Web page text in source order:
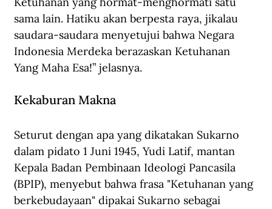
sama lain. Hatiku akan berpesta raya, jikalau
saudara-saudara menyetujui bahwa Negara
Indonesia Merdeka berazaskan Ketuhanan
Yang Maha Esa!” jelasnya.
Kekaburan Makna
Seturut dengan apa yang dikatakan Sukarno
dalam pidato 1 Juni 1945, Yudi Latif, mantan
Kepala Badan Pembinaan Ideologi Pancasila
(BPIP), menyebut bahwa frasa "Ketuhanan yang
berkebudayaan" dipakai Sukarno sebagai